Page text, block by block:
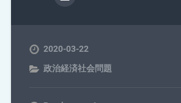
2020-03-22
政治経済社会問題